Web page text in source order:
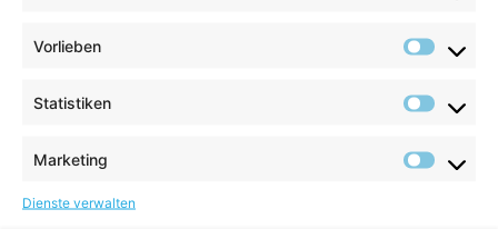
Vorlieben
Statistiken
Marketing
Dienste verwalten
nehmen wir Kontakt mit dir auf, um offene Fragen zu
Werktage ein individuelles Angebot – klar strukturiert,
Direktlink zum Formular